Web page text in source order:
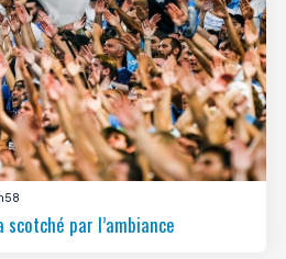
par l’ambiance